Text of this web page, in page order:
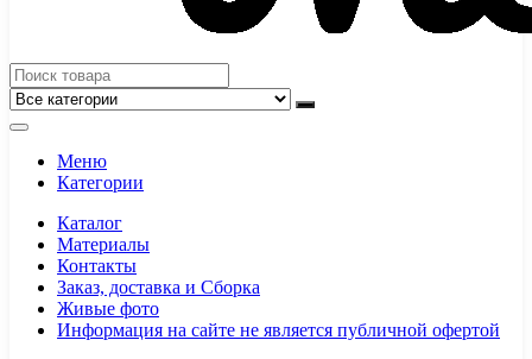
Меню
Категории
Каталог
Материалы
Контакты
Заказ, доставка и Сборка
Живые фото
Информация на сайте не является публичной офертой